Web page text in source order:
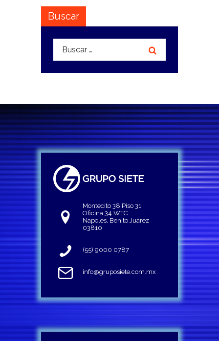
Buscar
Buscar:
Montecito 38 Piso 31
Oficina 34 WTC
Napoles, Benito Juárez
03810
(55) 9000 0787
info@gruposiete.com.mx